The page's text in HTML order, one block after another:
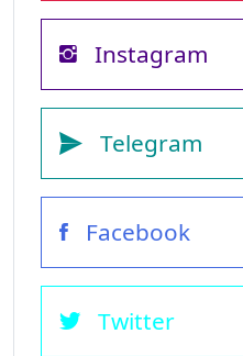
Instagram
Telegram
Facebook
Twitter